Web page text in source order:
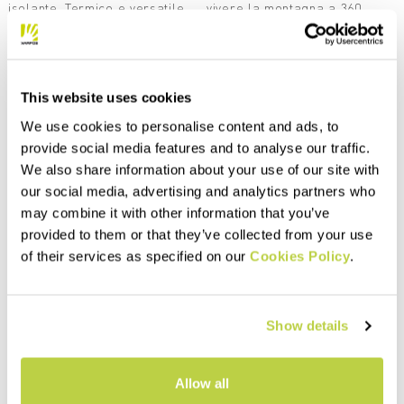
This website uses cookies
We use cookies to personalise content and ads, to
provide social media features and to analyse our traffic.
We also share information about your use of our site with
our social media, advertising and analytics partners who
may combine it with other information that you’ve
provided to them or that they’ve collected from your use
of their services as specified on our Cookies Policy.
Show details
Allow all
isolante. Termico e versatile,
si adatta a molteplici attività
invernali.
Confronta
vivere la montagna a 360
gradi. Traspirante e
protettivo, perfetto in
COPPOLO MERINO FULL ZIP
155,00 €